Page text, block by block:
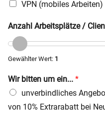
d
n
n
T
I
n
r
VPN (mobiles Arbeiten)
Anzahl Arbeitsplätze /
Gewählter Wert: 1
Wir bitten um ein... *
unverbindliches
von 10% Extrarabatt bei